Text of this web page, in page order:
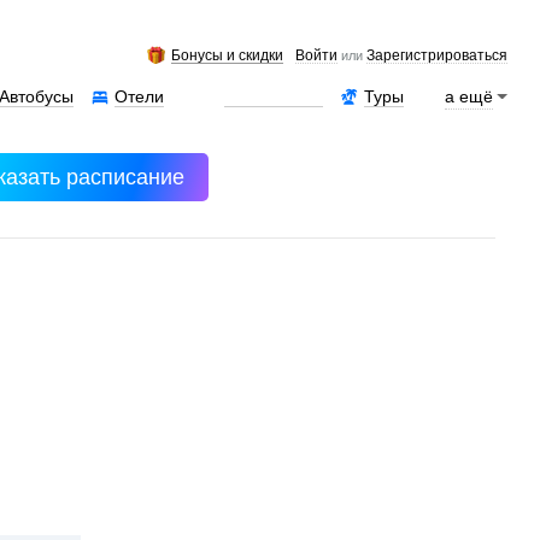
Бонусы и скидки Войти илиЗарегистрироваться
а ещё
Туры
Отели
Автобусы
расписание